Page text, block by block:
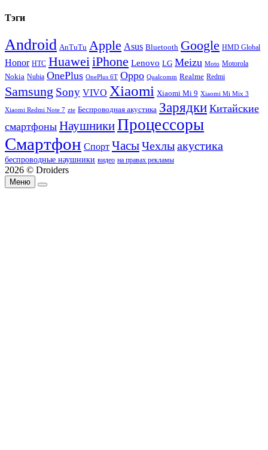
Тэги
Android AnTuTu Apple Asus Bluetooth Google HMD Global
Honor HTC HuaweiiPhone Lenovo LG Meizu Moto Motorola
Nokia Nubia OnePlus OnePlus 6T Oppo Qualcomm Realme Redmi
Samsung Sony VIVO Xiaomi Xiaomi Mi 9 Xiaomi Mi Mix 3
Xiaomi Redmi Note 7 zte Беспроводная акустика Зарядки Китайские
смартфоны НаушникиПроцессоры
Смартфон Спорт ЧасыЧехлыакустика
беспроводные наушники видео на правах рекламы
2026 © Droiders
Меню